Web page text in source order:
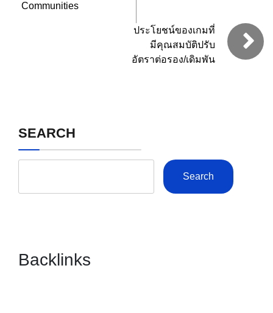
Communities
ประโยชน์ของเกมที่
มีคุณสมบัติปรับ
อัตราต่อรอง/เดิมพัน
SEARCH
Search
Backlinks